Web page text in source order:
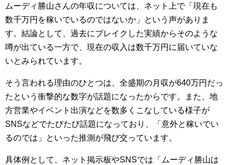
ムーディ勝山さんの年収については、ネット上で「現在も
数千万円を稼いでいるのではないか」という声がありま
す。結論として、過去にブレイクした実績からそのような
噂が出ている一方で、現在の収入は数千万円に届いていな
いとみられています。
そう言われる理由のひとつは、全盛期の月収が640万円だっ
たという衝撃的な数字が話題になったからです。また、地
方営業やイベント出演などを数多くこなしている様子が
SNSなどでたびたび話題になっており、「意外と稼いでい
るのでは」といった推測が飛び交っています。
具体例として、ネット掲示板やSNSでは「ムーディ勝山は